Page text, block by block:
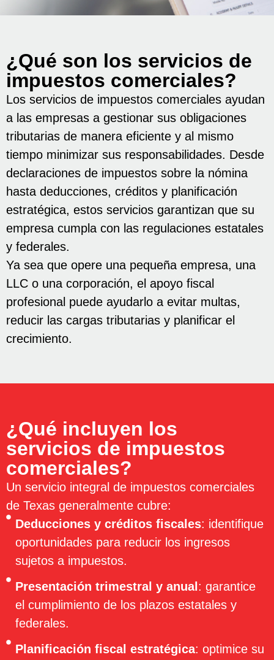
¿Qué son los servicios de
impuestos comerciales?
Los servicios de impuestos comerciales ayudan
a las empresas a gestionar sus obligaciones
tributarias de manera eficiente y al mismo
tiempo minimizar sus responsabilidades. Desde
declaraciones de impuestos sobre la nómina
hasta deducciones, créditos y planificación
estratégica, estos servicios garantizan que su
empresa cumpla con las regulaciones estatales
y federales.
Ya sea que opere una pequeña empresa, una
LLC o una corporación, el apoyo fiscal
profesional puede ayudarlo a evitar multas,
reducir las cargas tributarias y planificar el
crecimiento.
¿Qué incluyen los
servicios de impuestos
comerciales?
Un servicio integral de impuestos comerciales
de Texas generalmente cubre:
Deducciones y créditos fiscales: identifique
oportunidades para reducir los ingresos
sujetos a impuestos.
Presentación trimestral y anual : garantice
el cumplimiento de los plazos estatales y
federales.
Planificación fiscal estratégica: optimice su